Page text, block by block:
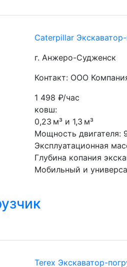
Caterpillar
г. Анжеро-Судженск
Контакт: ООО
1 498 ₽/час
ковш:
0,23 м³ и 1,3 м³
Мощность двигателя:
Эксплуатационная
Глубина копания
Мобильный и
Terex Экскаватор-